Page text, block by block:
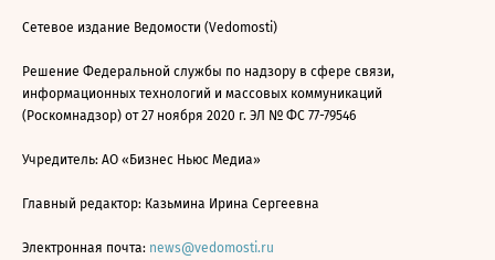
Сетевое издание Ведомости (Vedomosti)
Решение Федеральной службы по надзору в сфере связи,
информационных технологий и массовых коммуникаций
(Роскомнадзор) от 27 ноября 2020 г. ЭЛ № ФС 77-79546
Учредитель: АО «Бизнес Ньюс Медиа»
Главный редактор: Казьмина Ирина Сергеевна
Электронная почта: news@vedomosti.ru